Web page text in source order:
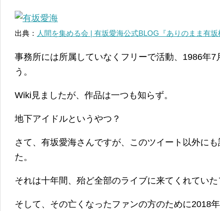
出典： 人間を集める会 | 有坂愛海公式BLOG『ありのまま有坂
事務所には所属していなくフリーで活動、1986年
う。
Wiki見ましたが、作品は一つも知らず。
地下アイドルというやつ？
さて、有坂愛海さんですが、このツイート以外に
た。
それは十年間、殆ど全部のライブに来てくれてい
そして、その亡くなったファンの方のために2018